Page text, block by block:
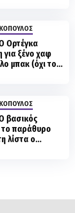
ξένο χαφ
μπακ (όχι τον
παράθυρο
λίστα ο